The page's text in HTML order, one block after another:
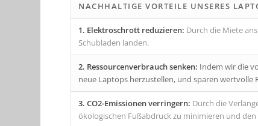
NACHHALTIGE VORTEILE UNSERES
1. Elektroschrott reduzieren: Durch die Miete
Schubladen landen.
2. Ressourcenverbrauch senken: Indem wir die
neue Laptops herzustellen, und sparen wertvolle
3. CO2-Emissionen verringern: Durch die
ökologischen Fußabdruck zu minimieren und